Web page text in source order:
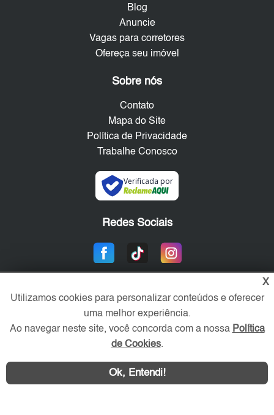
Blog
Anuncie
Vagas para corretores
Ofereça seu imóvel
Sobre nós
Contato
Mapa do Site
Política de Privacidade
Trabalhe Conosco
Verificada por
Redes Sociais
Área exclusiva aos anunciantes,
X
Utilizamos cookies para personalizar conteúdos e oferecer
uma melhor experiência.
Ao navegar neste site, você concorda com a nossa Política
de Cookies.
Ok, Entendi!